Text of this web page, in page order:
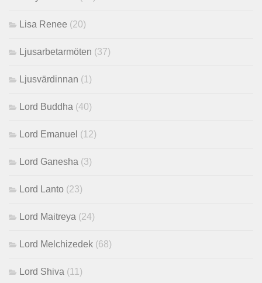
Lisa Renee (20)
Ljusarbetarmöten (37)
Ljusvärdinnan (1)
Lord Buddha (40)
Lord Emanuel (12)
Lord Ganesha (3)
Lord Lanto (23)
Lord Maitreya (24)
Lord Melchizedek (68)
Lord Shiva (11)